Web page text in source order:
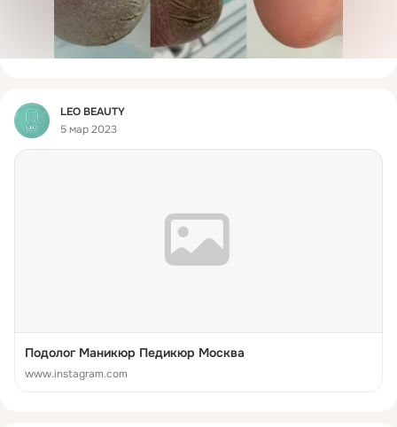
Фид
LEO BEAUTY
5 мар 2023
Подолог Маникюр Педикюр Москва
www.instagram.com